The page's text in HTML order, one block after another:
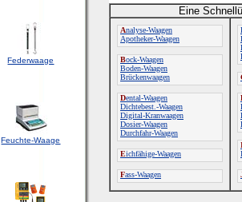
Federwaage
Feuchte-Waage
Eine
Analyse-Waagen
Apotheker-Waagen
Bock-Waagen
Boden-Waagen
Brückenwaagen
Dental-Waagen
Dichtebest.-Waagen
Digital-Kranwaagen
Dosier-Waagen
Durchfahr-Waagen
Eichfähige-Waagen
Fass-Waagen